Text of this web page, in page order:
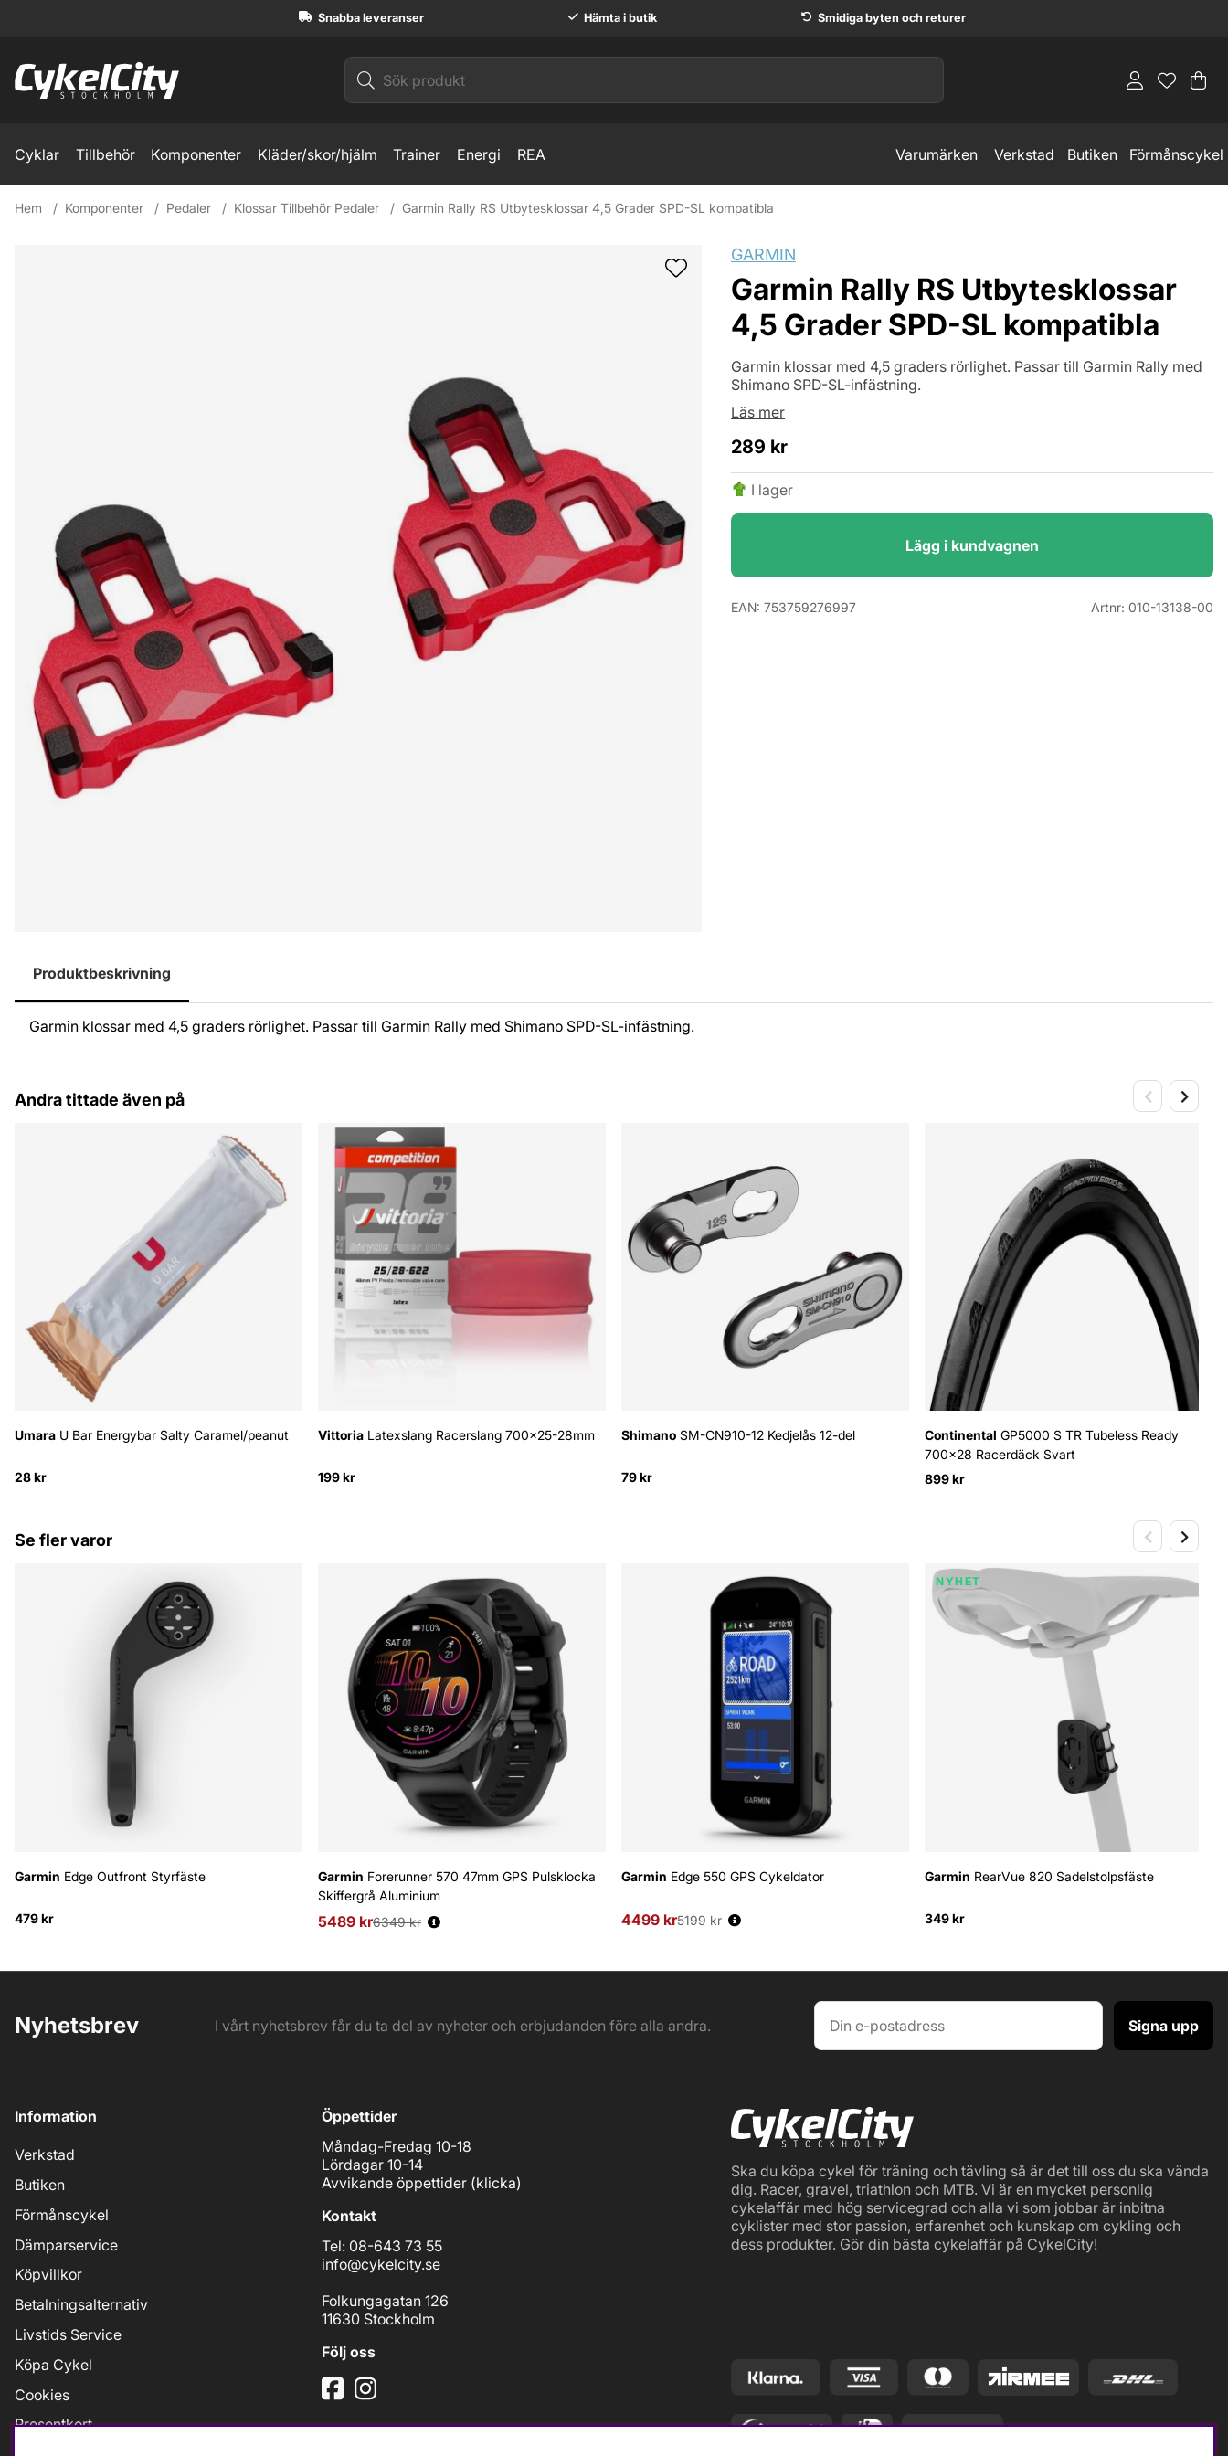
Snabba leveranser Hämta i butik Smidiga byten och returer
.
Cyklar Tillbehör Komponenter Kläder/skor/hjälm Trainer Energi REA Varumärken Verkstad Butiken Förmånscykel
Hem Komponenter Pedaler Klossar Tillbehör Pedaler Garmin Rally RS Utbytesklossar 4,5 Grader SPD-SL kompatibla
GARMIN
Garmin Rally RS Utbytesklossar
4,5 Grader SPD-SL kompatibla
Garmin klossar med 4,5 graders rörlighet. Passar till Garmin Rally med
Shimano SPD-SL-infästning.
Läs mer
289 kr
I lager
Lägg i kundvagnen
EAN: 753759276997 Artnr: 010-13138-00
Produktbeskrivning
Garmin klossar med 4,5 graders rörlighet. Passar till Garmin Rally med Shimano SPD-SL-infästning.
Andra tittade även på
Umara U Bar Energybar Salty Caramel/peanut
28 kr
Vittoria Latexslang Racerslang 700x25-28mm
199 kr
Shimano SM-CN910-12 Kedjelås 12-del
79 kr
Continental GP5000 S TR Tubeless Ready
700x28 Racerdäck Svart
899 kr
Se fler varor
Garmin Edge Outfront Styrfäste
479 kr
Garmin Forerunner 570 47mm GPS Pulsklocka
Skiffergrå Aluminium
5489 kr
Ordinarie pris:
6349 kr
Garmin Edge 550 GPS Cykeldator
4499 kr
Ordinarie pris:
5199 kr
NYHET
Garmin RearVue 820 Sadelstolpsfäste
349 kr
Nyhetsbrev I vårt nyhetsbrev får du ta del av nyheter och erbjudanden före alla andra. Signa upp
Information
Verkstad
Butiken
Förmånscykel
Dämparservice
Köpvillkor
Betalningsalternativ
Livstids Service
Köpa Cykel
Cookies
Presentkort
Öppettider
Måndag-Fredag 10-18
Lördagar 10-14
Avvikande öppettider (klicka)
Kontakt
Tel: 08-643 73 55
info@cykelcity.se
Folkungagatan 126
11630 Stockholm
Följ oss
Ska du köpa cykel för träning och tävling så är det till oss du ska vända
dig. Racer, gravel, triathlon och MTB. Vi är en mycket personlig
cykelaffär med hög servicegrad och alla vi som jobbar är inbitna
cyklister med stor passion, erfarenhet och kunskap om cykling och
dess produkter. Gör din bästa cykelaffär på CykelCity!